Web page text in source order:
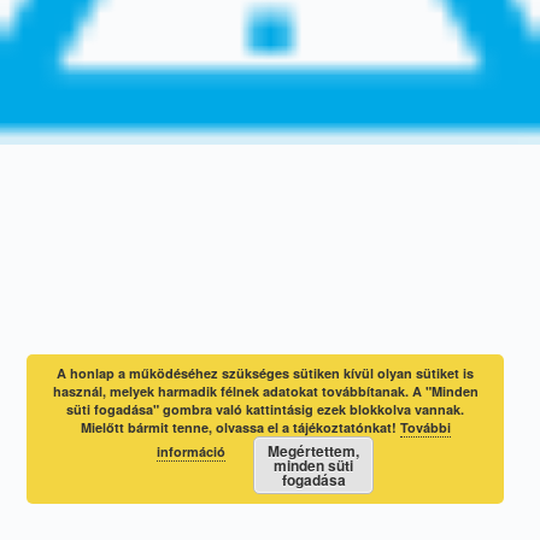
A honlap a működéséhez szükséges sütiken kívül olyan sütiket is
használ, melyek harmadik félnek adatokat továbbítanak. A "Minden
süti fogadása" gombra való kattintásig ezek blokkolva vannak.
Mielőtt bármit tenne, olvassa el a tájékoztatónkat! További
információ
Megértettem,
minden süti
fogadása